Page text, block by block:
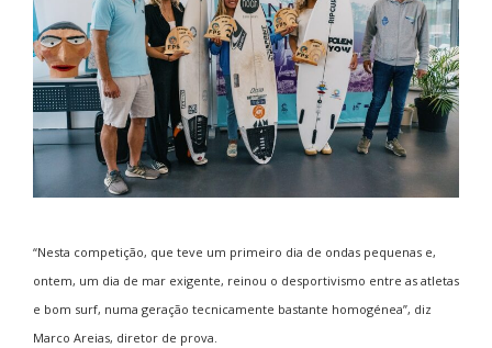
“Nesta competição, que teve um primeiro dia de ondas pequenas e,
ontem, um dia de mar exigente, reinou o desportivismo entre as atletas
e bom surf, numa geração tecnicamente bastante homogénea”, diz
Marco Areias, diretor de prova.